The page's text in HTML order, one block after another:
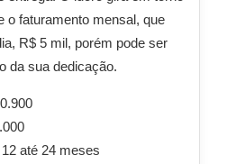
o faturamento mensal, que
R$ 5 mil, porém pode ser
da sua dedicação.
12 até 24 meses